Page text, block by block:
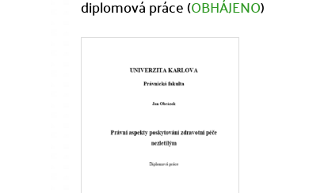
diplomová práce (OBHÁJENO)